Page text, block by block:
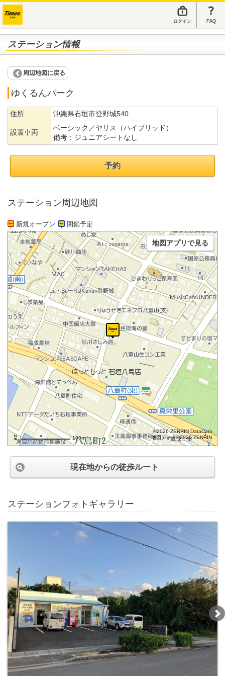
ログイン FAQ
ステーション情報
周辺地図に戻る
ゆくるんパーク
住所 沖縄県石垣市登野城540
設置車両
ベーシック／ヤリス（ハイブリッド）
備考： ジュニアシートなし
予約
ステーション周辺地図
新規オープン 閉鎖予定
100m
©2026 ZENRIN DataCom
地図データ©2026 ZENRIN
地図アプリで見る
現在地からの徒歩ルート
ステーションフォトギャラリー